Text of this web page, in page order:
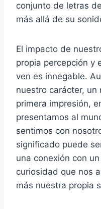
conjunto de letras
más allá de su
El impacto de
propia percepción y
ven es innegable.
nuestro carácter, un
primera impresión,
presentamos al
sentimos con
significado puede
una conexión con
curiosidad que nos
más nuestra propia